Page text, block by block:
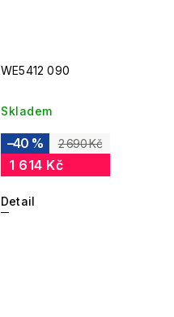
WE5412 090
Skladem
2 690 Kč
–40 %
1 614 Kč
Detail